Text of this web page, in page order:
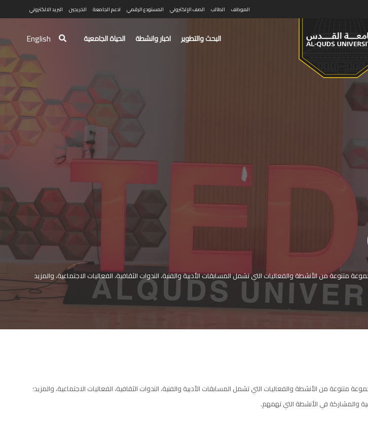
الموظف الطالب الصف الإلكتروني المستودع الرقمي ادعم الجامعة الخريجين البريد الالكتروني
البحث والتطوير اخبار وانشطة الحياة الجامعية English
من الأنشطة والفعاليات التي تشمل المسابقات الأدبية والفنية، الندوات الثقافية، الفعاليات الاجتماعية، والمزيد
من الأنشطة والفعاليات التي تشمل المسابقات الأدبية والفنية، الندوات الثقافية، الفعاليات الاجتماعية، والمزيد؛
والمشاركة في الأنشطة التي تهمهم.